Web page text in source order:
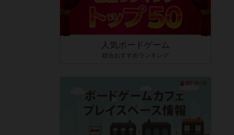
人気ボードゲーム
総合おすすめランキング